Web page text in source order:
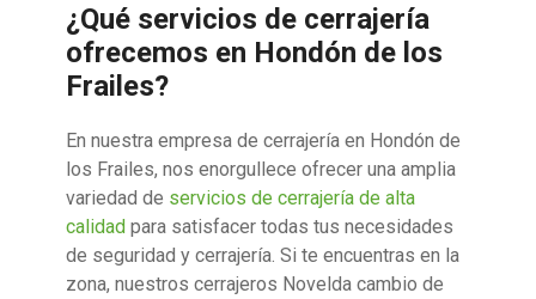
¿Qué servicios de cerrajería
ofrecemos en Hondón de los
Frailes?
En nuestra empresa de cerrajería en Hondón de
los Frailes, nos enorgullece ofrecer una amplia
variedad de servicios de cerrajería de alta
calidad para satisfacer todas tus necesidades
de seguridad y cerrajería. Si te encuentras en la
zona, nuestros cerrajeros Novelda cambio de